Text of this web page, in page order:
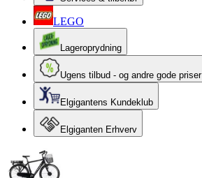
LEGO
Lageroprydning
Ugens tilbud - og andre gode priser
Elgigantens Kundeklub
Elgiganten Erhverv